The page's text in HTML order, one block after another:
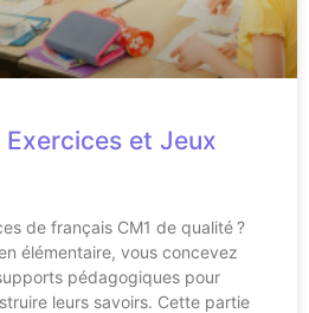
Exercices et Jeux
de français CM1 de qualité ?
élémentaire, vous concevez
pédagogiques pour
leurs savoirs. Cette partie